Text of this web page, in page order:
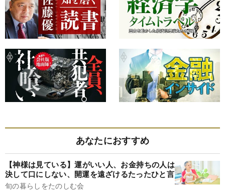
あなたにおすすめ
【神様は見ている】運がいい人、お金持ちの人は
決して口にしない、開運を遠ざけるたったひと言
旬の暮らしをたのしむ会